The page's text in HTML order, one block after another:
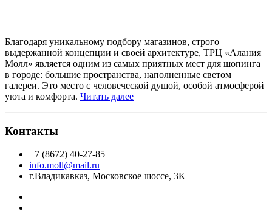
Благодаря уникальному подбору магазинов, строго
выдержанной концепции и своей архитектуре, ТРЦ «Алания
Молл» является одним из самых приятных мест для шопинга
в городе: большие пространства, наполненные светом
галереи. Это место с человеческой душой, особой атмосферой
уюта и комфорта. Читать далее
Контакты
+7 (8672) 40-27-85
info.moll@mail.ru
г.Владикавказ, Московское шоссе, 3К